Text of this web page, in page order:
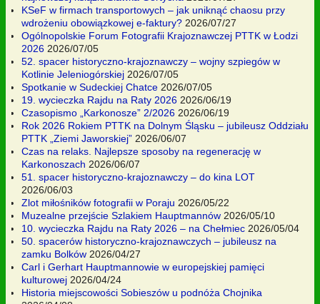
KSeF w firmach transportowych – jak uniknąć chaosu przy
wdrożeniu obowiązkowej e-faktury? 2026/07/27
Ogólnopolskie Forum Fotografii Krajoznawczej PTTK w Łodzi
2026 2026/07/05
52. spacer historyczno-krajoznawczy – wojny szpiegów w
Kotlinie Jeleniogórskiej 2026/07/05
Spotkanie w Sudeckiej Chatce 2026/07/05
19. wycieczka Rajdu na Raty 2026 2026/06/19
Czasopismo „Karkonosze” 2/2026 2026/06/19
Rok 2026 Rokiem PTTK na Dolnym Śląsku – jubileusz Oddziału
PTTK „Ziemi Jaworskiej” 2026/06/07
Czas na relaks. Najlepsze sposoby na regenerację w
Karkonoszach 2026/06/07
51. spacer historyczno-krajoznawczy – do kina LOT
2026/06/03
Zlot miłośników fotografii w Poraju 2026/05/22
Muzealne przejście Szlakiem Hauptmannów 2026/05/10
10. wycieczka Rajdu na Raty 2026 – na Chełmiec 2026/05/04
50. spacerów historyczno-krajoznawczych – jubileusz na
zamku Bolków 2026/04/27
Carl i Gerhart Hauptmannowie w europejskiej pamięci
kulturowej 2026/04/24
Historia miejscowości Sobieszów u podnóża Chojnika